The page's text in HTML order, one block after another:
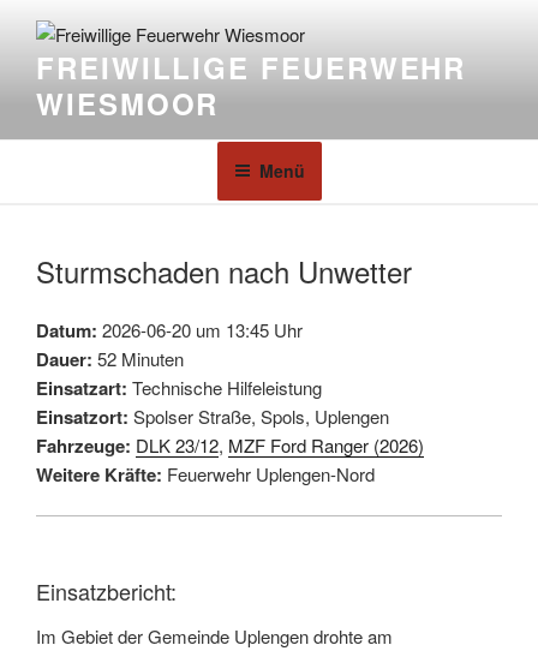
FREIWILLIGE FEUERWEHR
WIESMOOR
Menü
Sturmschaden nach Unwetter
Datum: 2026-06-20 um 13:45 Uhr
Dauer: 52 Minuten
Einsatzart: Technische Hilfeleistung
Einsatzort: Spolser Straße, Spols, Uplengen
Fahrzeuge: DLK 23/12, MZF Ford Ranger (2026)
Weitere Kräfte: Feuerwehr Uplengen-Nord
Einsatzbericht:
Im Gebiet der Gemeinde Uplengen drohte am